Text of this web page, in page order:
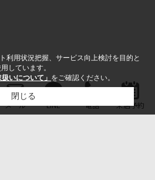
メール LINE 電話 来店予約
利用状況把握、サービス向上検討を目的と
しています。
いについて」 をご確認ください。
閉じる